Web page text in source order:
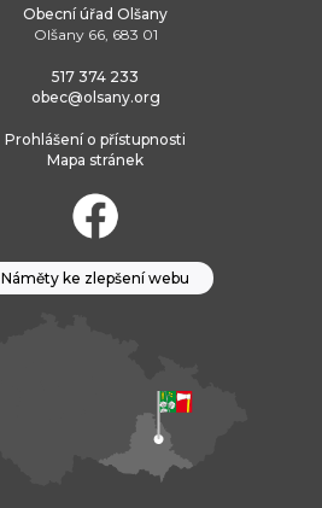
Obecní úřad Olšany
Olšany 66, 683 01
517 374 233
obec@olsany.org
Prohlášení o přístupnosti
Mapa stránek
Náměty ke zlepšení webu